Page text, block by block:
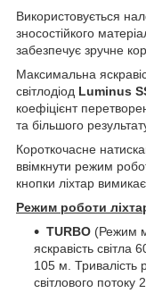
Використовується
зносостійкого
забезпечує зручне
Максимальна
світлодіод Luminus
коефіцієнт
та більшого
Короткочасне
ввімкнути режим
кнопки ліхтар
Режим роботи
TURBO (Режим
яскравість світла
105 м. Тривалість
світлового потоку